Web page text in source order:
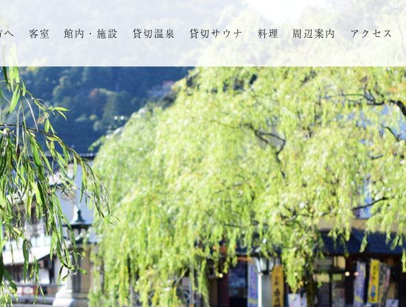
へ 客室 館内・施設 貸切温泉 貸切サウナ 料理 周辺案内 アクセス